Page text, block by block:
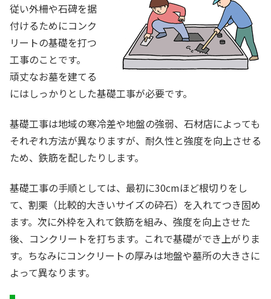
従い外柵や石碑を据
付けるためにコンク
リートの基礎を打つ
工事のことです。
頑丈なお墓を建てる
にはしっかりとした基礎工事が必要です。
基礎工事は地域の寒冷差や地盤の強弱、石材店によっても
それぞれ方法が異なりますが、耐久性と強度を向上させる
ため、鉄筋を配したりします。
基礎工事の手順としては、最初に30cmほど根切りをし
て、割栗（比較的大きいサイズの砕石）を入れてつき固め
ます。次に外枠を入れて鉄筋を組み、強度を向上させた
後、コンクリートを打ちます。これで基礎ができ上がりま
す。ちなみにコンクリートの厚みは地盤や墓所の大きさに
よって異なります。